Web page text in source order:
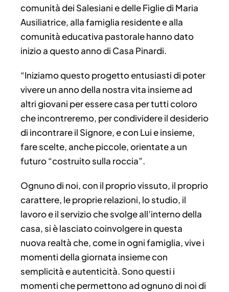
comunità dei Salesiani e delle Figlie di Maria
Ausiliatrice, alla famiglia residente e alla
comunità educativa pastorale hanno dato
inizio a questo anno di Casa Pinardi.
“Iniziamo questo progetto entusiasti di poter
vivere un anno della nostra vita insieme ad
altri giovani per essere casa per tutti coloro
che incontreremo, per condividere il desiderio
di incontrare il Signore, e con Lui e insieme,
fare scelte, anche piccole, orientate a un
futuro “costruito sulla roccia”.
Ognuno di noi, con il proprio vissuto, il proprio
carattere, le proprie relazioni, lo studio, il
lavoro e il servizio che svolge all’interno della
casa, si è lasciato coinvolgere in questa
nuova realtà che, come in ogni famiglia, vive i
momenti della giornata insieme con
semplicità e autenticità. Sono questi i
momenti che permettono ad ognuno di noi di